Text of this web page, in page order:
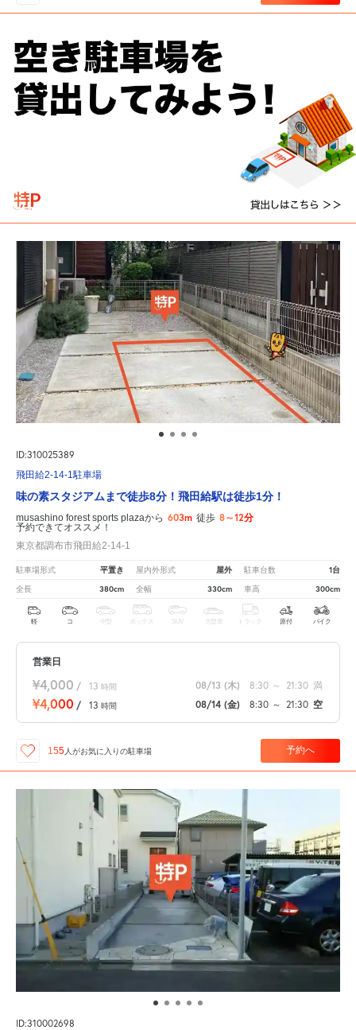
ID:310025389
飛田給2-14-1駐車場
味の素スタジアムまで徒歩8分！飛田給駅は徒歩1分！
musashino forest sports plazaから 603m 徒歩 8～12分
予約できてオススメ！
東京都調布市飛田給2-14-1
駐車場形式 平置き 屋内外形式 屋外 駐車台数 1台
全長 380cm 全幅 330cm 車高 300cm
軽 コ 中型 ボックス SUV 大型車 トラック 原付 バイク
営業日
¥4,000 / 13 時間 08/13 (木) 8:30 ～ 21:30 満
¥4,000 / 13 時間 08/14 (金) 8:30 ～ 21:30 空
155 人がお気に入りの駐車場 予約へ
ID:310002698